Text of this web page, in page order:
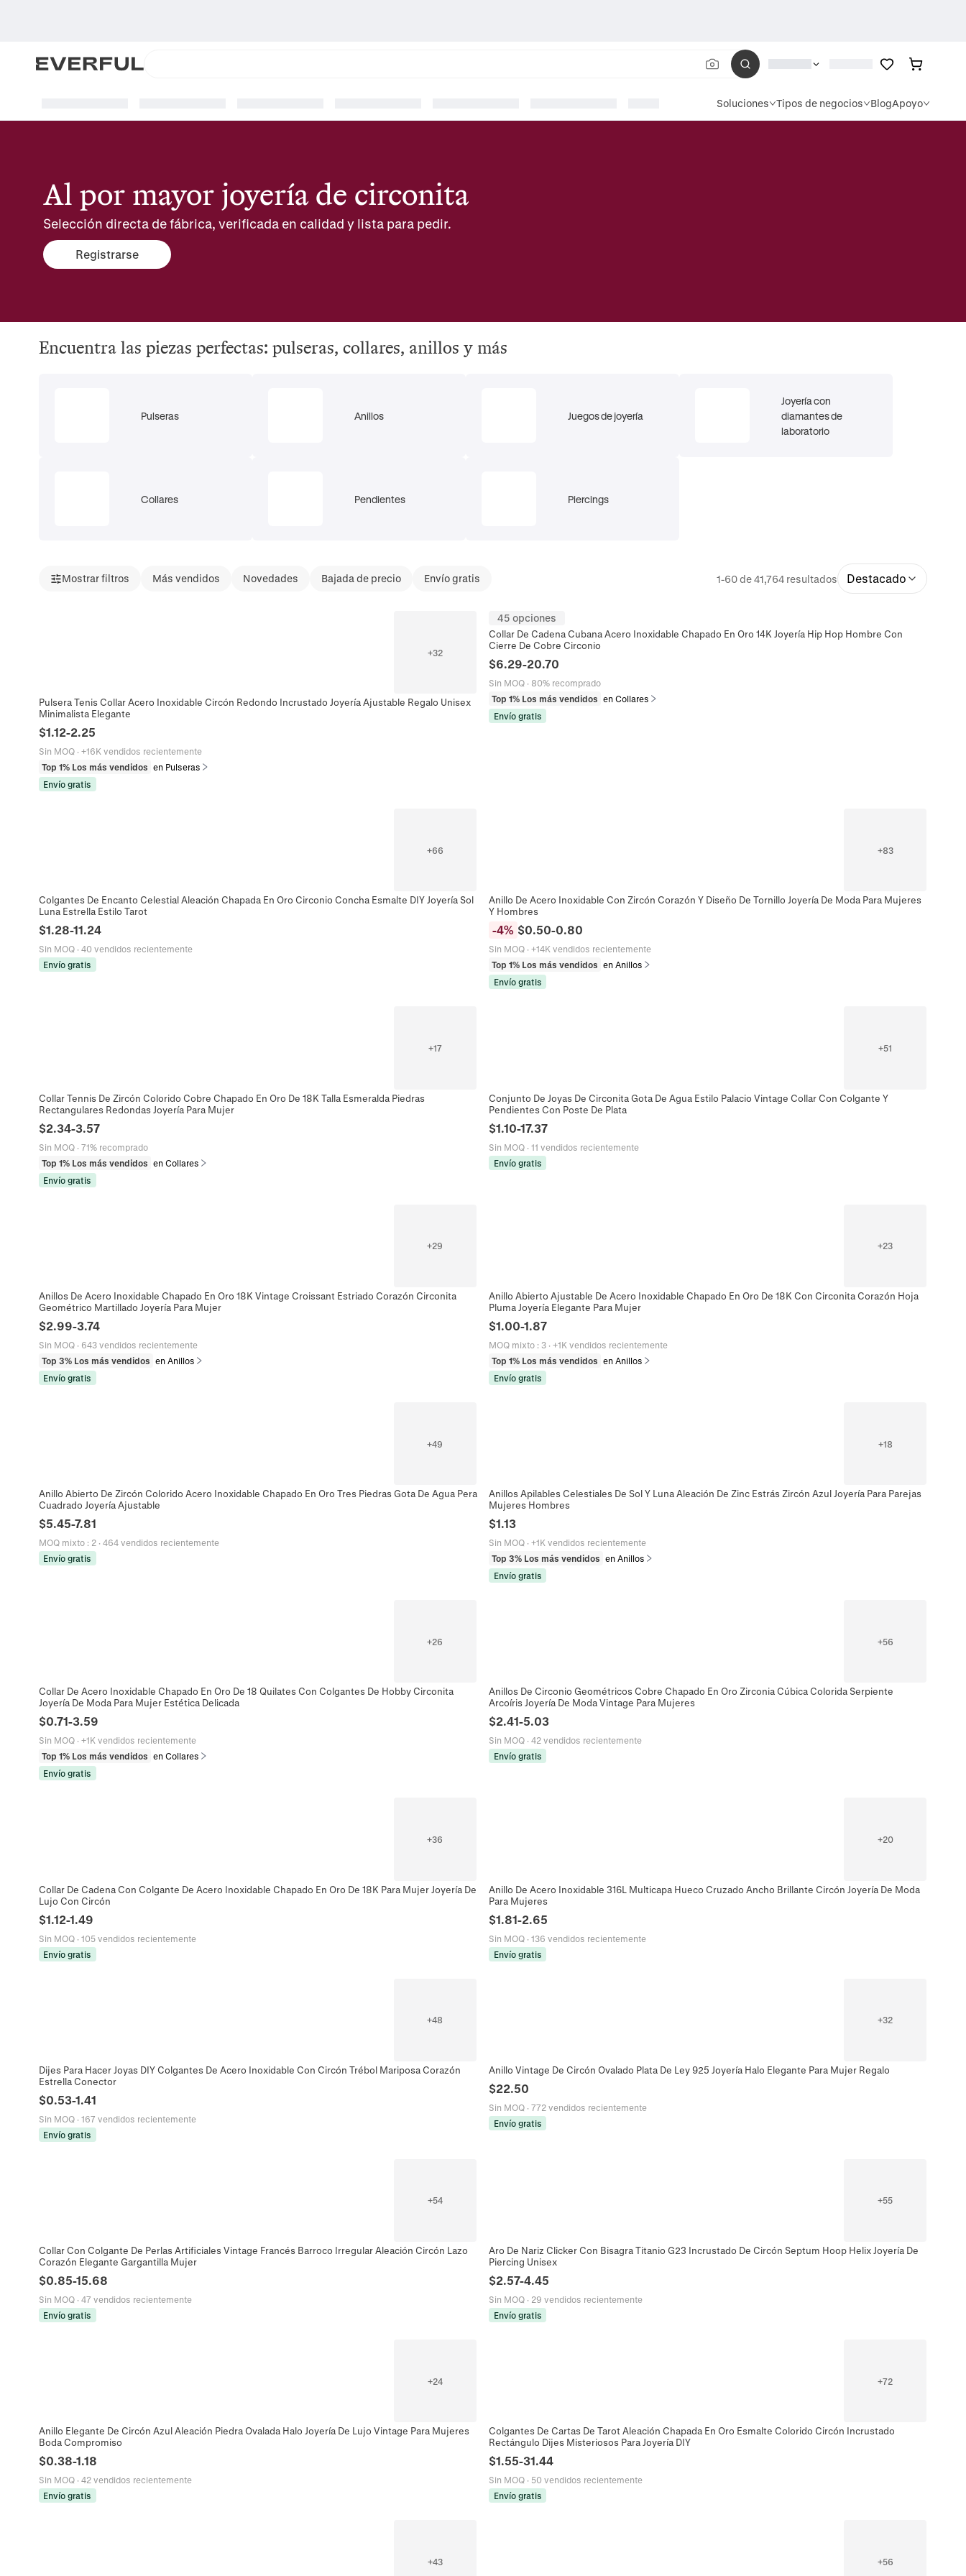
Soluciones Tipos de negocios BlogApoyo
Al por mayor joyería de circonita
Selección directa de fábrica, verificada en calidad y lista para pedir.
Registrarse
Encuentra las piezas perfectas: pulseras, collares, anillos y más
Pulseras
Collares
Anillos
Pendientes
Juegos de joyería
Piercings
Joyería con
diamantes de
laboratorio
Mostrar filtros Más vendidos Novedades Bajada de precio Envío gratis 1-60 de 41,764 resultados Destacado
+32
Pulsera Tenis Collar Acero Inoxidable Circón Redondo Incrustado Joyería Ajustable Regalo Unisex
Minimalista Elegante
$1.12-2.25
Sin MOQ· +16K vendidos recientemente
Top 1% Los más vendidos en Pulseras
Envío gratis
45 opciones
Collar De Cadena Cubana Acero Inoxidable Chapado En Oro 14K Joyería Hip Hop Hombre Con
Cierre De Cobre Circonio
$6.29-20.70
Sin MOQ · 80% recomprado
Top 1% Los más vendidos en Collares
Envío gratis
+66
Colgantes De Encanto Celestial Aleación Chapada En Oro Circonio Concha Esmalte DIY Joyería Sol
Luna Estrella Estilo Tarot
$1.28-11.24
Sin MOQ· 40 vendidos recientemente
Envío gratis
+83
Anillo De Acero Inoxidable Con Zircón Corazón Y Diseño De Tornillo Joyería De Moda Para Mujeres
Y Hombres
-4% $0.50-0.80
Sin MOQ · +14K vendidos recientemente
Top 1% Los más vendidos en Anillos
Envío gratis
+17
Collar Tennis De Zircón Colorido Cobre Chapado En Oro De 18K Talla Esmeralda Piedras
Rectangulares Redondas Joyería Para Mujer
$2.34-3.57
Sin MOQ· 71% recomprado
Top 1% Los más vendidos en Collares
Envío gratis
+51
Conjunto De Joyas De Circonita Gota De Agua Estilo Palacio Vintage Collar Con Colgante Y
Pendientes Con Poste De Plata
$1.10-17.37
Sin MOQ · 11 vendidos recientemente
Envío gratis
+29
Anillos De Acero Inoxidable Chapado En Oro 18K Vintage Croissant Estriado Corazón Circonita
Geométrico Martillado Joyería Para Mujer
$2.99-3.74
Sin MOQ· 643 vendidos recientemente
Top 3% Los más vendidos en Anillos
Envío gratis
+23
Anillo Abierto Ajustable De Acero Inoxidable Chapado En Oro De 18K Con Circonita Corazón Hoja
Pluma Joyería Elegante Para Mujer
$1.00-1.87
MOQ mixto : 3 · +1K vendidos recientemente
Top 1% Los más vendidos en Anillos
Envío gratis
+49
Anillo Abierto De Zircón Colorido Acero Inoxidable Chapado En Oro Tres Piedras Gota De Agua Pera
Cuadrado Joyería Ajustable
$5.45-7.81
MOQ mixto: 2· 464 vendidos recientemente
Envío gratis
+18
Anillos Apilables Celestiales De Sol Y Luna Aleación De Zinc Estrás Zircón Azul Joyería Para Parejas
Mujeres Hombres
$1.13
Sin MOQ · +1K vendidos recientemente
Top 3% Los más vendidos en Anillos
Envío gratis
+26
Collar De Acero Inoxidable Chapado En Oro De 18 Quilates Con Colgantes De Hobby Circonita
Joyería De Moda Para Mujer Estética Delicada
$0.71-3.59
Sin MOQ· +1K vendidos recientemente
Top 1% Los más vendidos en Collares
Envío gratis
+56
Anillos De Circonio Geométricos Cobre Chapado En Oro Zirconia Cúbica Colorida Serpiente
Arcoíris Joyería De Moda Vintage Para Mujeres
$2.41-5.03
Sin MOQ · 42 vendidos recientemente
Envío gratis
+36
Collar De Cadena Con Colgante De Acero Inoxidable Chapado En Oro De 18K Para Mujer Joyería De
Lujo Con Circón
$1.12-1.49
Sin MOQ· 105 vendidos recientemente
Envío gratis
+20
Anillo De Acero Inoxidable 316L Multicapa Hueco Cruzado Ancho Brillante Circón Joyería De Moda
Para Mujeres
$1.81-2.65
Sin MOQ · 136 vendidos recientemente
Envío gratis
+48
Dijes Para Hacer Joyas DIY Colgantes De Acero Inoxidable Con Circón Trébol Mariposa Corazón
Estrella Conector
$0.53-1.41
Sin MOQ· 167 vendidos recientemente
Envío gratis
+32
Anillo Vintage De Circón Ovalado Plata De Ley 925 Joyería Halo Elegante Para Mujer Regalo
$22.50
Sin MOQ · 772 vendidos recientemente
Envío gratis
+54
Collar Con Colgante De Perlas Artificiales Vintage Francés Barroco Irregular Aleación Circón Lazo
Corazón Elegante Gargantilla Mujer
$0.85-15.68
Sin MOQ· 47 vendidos recientemente
Envío gratis
+55
Aro De Nariz Clicker Con Bisagra Titanio G23 Incrustado De Circón Septum Hoop Helix Joyería De
Piercing Unisex
$2.57-4.45
Sin MOQ · 29 vendidos recientemente
Envío gratis
+24
Anillo Elegante De Circón Azul Aleación Piedra Ovalada Halo Joyería De Lujo Vintage Para Mujeres
Boda Compromiso
$0.38-1.18
Sin MOQ· 42 vendidos recientemente
Envío gratis
+72
Colgantes De Cartas De Tarot Aleación Chapada En Oro Esmalte Colorido Circón Incrustado
Rectángulo Dijes Misteriosos Para Joyería DIY
$1.55-31.44
Sin MOQ · 50 vendidos recientemente
Envío gratis
+43 +56